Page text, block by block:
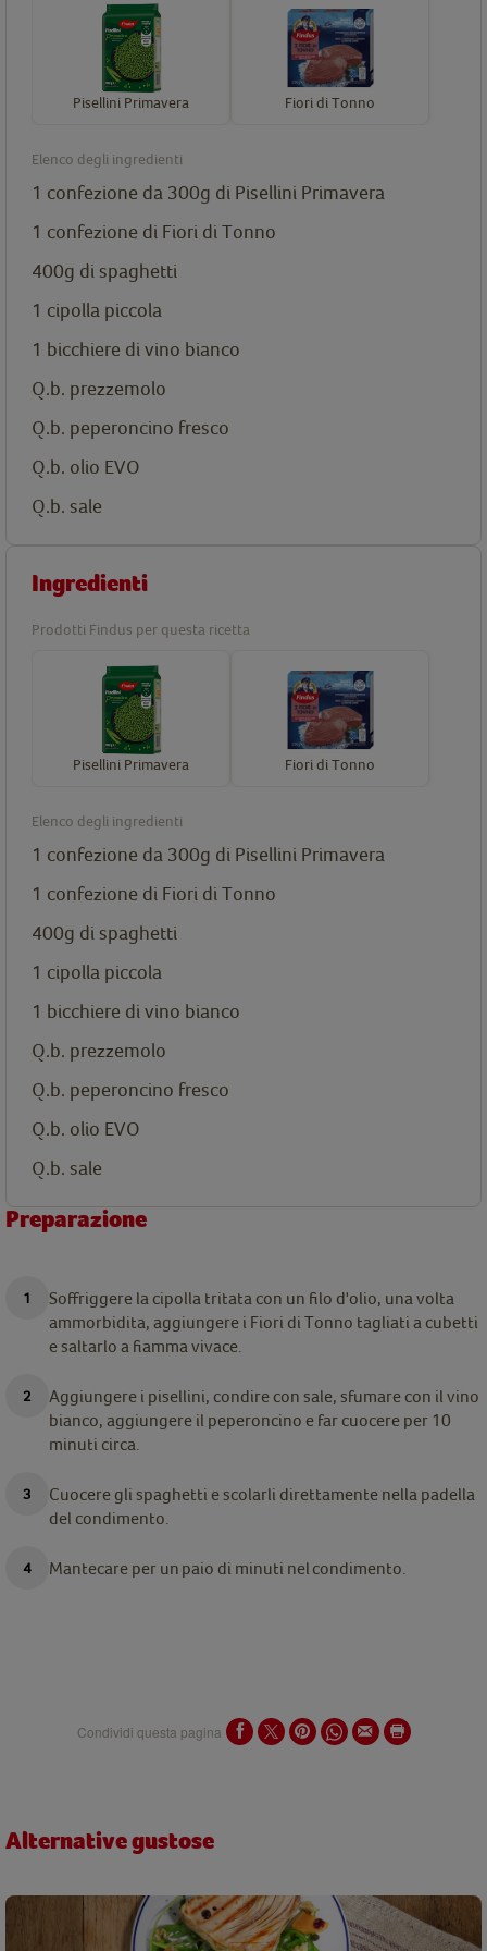
Pisellini Primavera Fiori di Tonno
Elenco degli ingredienti
1 confezione da 300g di Pisellini Primavera
1 confezione di Fiori di Tonno
400g di spaghetti
1 cipolla piccola
1 bicchiere di vino bianco
Q.b. prezzemolo
Q.b. peperoncino fresco
Q.b. olio EVO
Q.b. sale
Ingredienti
Prodotti Findus per questa ricetta
Pisellini Primavera Fiori di Tonno
Elenco degli ingredienti
1 confezione da 300g di Pisellini Primavera
1 confezione di Fiori di Tonno
400g di spaghetti
1 cipolla piccola
1 bicchiere di vino bianco
Q.b. prezzemolo
Q.b. peperoncino fresco
Q.b. olio EVO
Q.b. sale
Preparazione
Soffriggere la cipolla tritata con un filo d'olio, una volta
ammorbidita, aggiungere i Fiori di Tonno tagliati a cubetti
e saltarlo a fiamma vivace.
Aggiungere i pisellini, condire con sale, sfumare con il vino
bianco, aggiungere il peperoncino e far cuocere per 10
minuti circa.
Cuocere gli spaghetti e scolarli direttamente nella padella
del condimento.
Mantecare per un paio di minuti nel condimento.
Condividi questa pagina
Alternative gustose